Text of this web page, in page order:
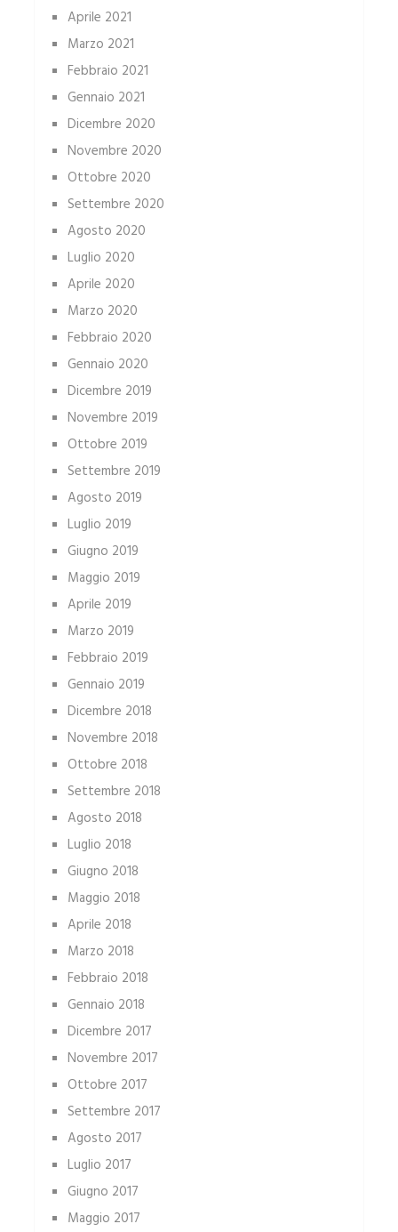
Aprile 2021
Marzo 2021
Febbraio 2021
Gennaio 2021
Dicembre 2020
Novembre 2020
Ottobre 2020
Settembre 2020
Agosto 2020
Luglio 2020
Aprile 2020
Marzo 2020
Febbraio 2020
Gennaio 2020
Dicembre 2019
Novembre 2019
Ottobre 2019
Settembre 2019
Agosto 2019
Luglio 2019
Giugno 2019
Maggio 2019
Aprile 2019
Marzo 2019
Febbraio 2019
Gennaio 2019
Dicembre 2018
Novembre 2018
Ottobre 2018
Settembre 2018
Agosto 2018
Luglio 2018
Giugno 2018
Maggio 2018
Aprile 2018
Marzo 2018
Febbraio 2018
Gennaio 2018
Dicembre 2017
Novembre 2017
Ottobre 2017
Settembre 2017
Agosto 2017
Luglio 2017
Giugno 2017
Maggio 2017